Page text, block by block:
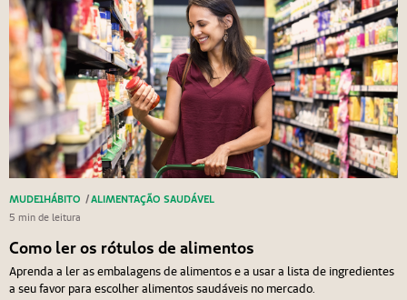
MUDE1HÁBITO /ALIMENTAÇÃO SAUDÁVEL
5 min de leitura
Como ler os rótulos de alimentos
Aprenda a ler as embalagens de alimentos e a usar a lista de ingredientes
a seu favor para escolher alimentos saudáveis no mercado.